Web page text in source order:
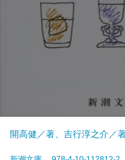
開高健／著、吉行淳之介／